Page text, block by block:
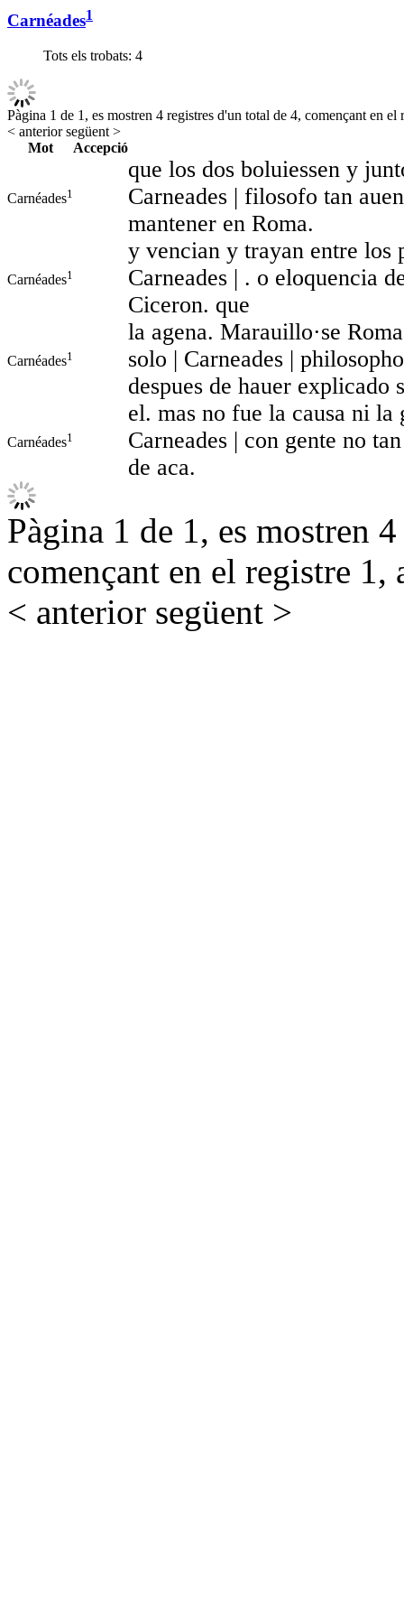
Carnéades1
Tots els trobats: 4
Pàgina 1 de 1, es mostren 4 registres d'un total de 4, començant en el
< anteriorsegüent >
Mot
Accepció
Carnéades1
que los dos boluiessen y
Carneades | filosofo tan
mantener en Roma.
Carnéades1
y vencian y trayan entre los
Carneades | . o eloquencia
Ciceron. que
Carnéades1
la agena. Marauillo·se
solo | Carneades |
despues de hauer explicado
Carnéades1
el. mas no fue la causa ni
Carneades | con gente no
de aca.
Pàgina 1 de 1, es mostren
començant en el registre 1,
< anterior següent >